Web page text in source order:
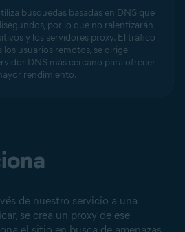
búsquedas basadas en DNS que
por lo que no ralentizarán
y los servidores proxy. El tráfico
los usuarios remotos, se dirige
DNS más cercano para ofrecer
rendimiento.
de nuestro servicio a una
se crea un proxy de ese